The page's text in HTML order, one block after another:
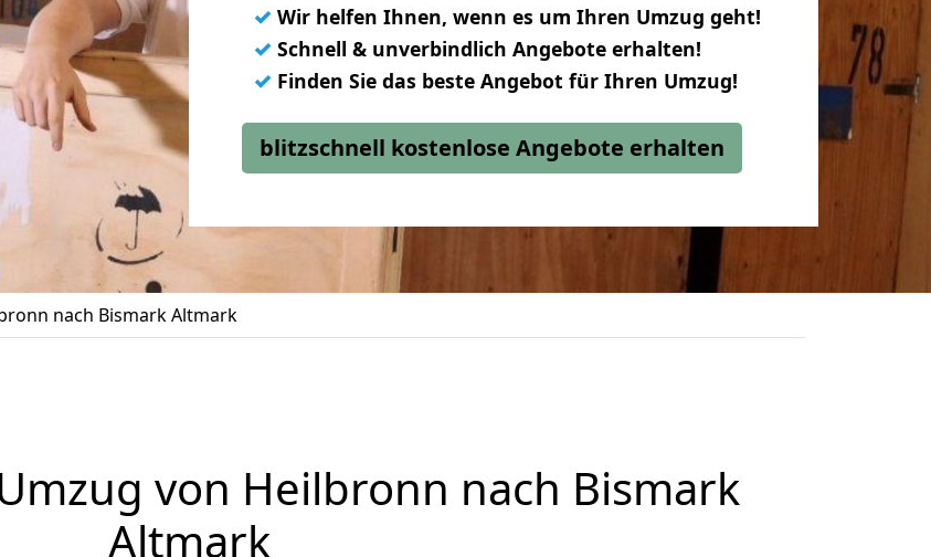
✓ Wir helfen Ihnen, wenn es um Ihren Umzug geht!
✓ Schnell & unverbindlich Angebote erhalten!
✓ Finden Sie das beste Angebot für Ihren Umzug!
blitzschnell kostenlose Angebote erhalten
nach Bismark Altmark
von Heilbronn nach Bismark
Altmark